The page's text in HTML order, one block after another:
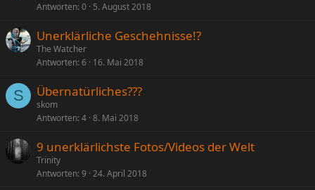
Antworten 0 5. August 2018
Unerklärliche Geschehnisse!?
The Watcher
Antworten 6 16. Mai 2018
S Übernatürliches???
skom
Antworten 4 8. Mai 2018
9 unerklärlichste Fotos/Videos der Welt
Trinity
Antworten 9 24. April 2018